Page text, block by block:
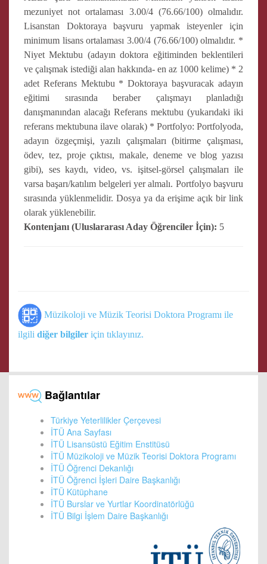
mezuniyet not ortalaması 3.00/4 (76.66/100) olmalıdır.
Lisanstan Doktoraya başvuru yapmak isteyenler için
minimum lisans ortalaması 3.00/4 (76.66/100) olmalıdır. *
Niyet Mektubu (adayın doktora eğitiminden beklentileri
ve çalışmak istediği alan hakkında- en az 1000 kelime) * 2
adet Referans Mektubu * Doktoraya başvuracak adayın
eğitimi sırasında beraber çalışmayı planladığı
danışmanından alacağı Referans mektubu (yukarıdaki iki
referans mektubuna ilave olarak) * Portfolyo: Portfolyoda,
adayın özgeçmişi, yazılı çalışmaları (bitirme çalışması,
ödev, tez, proje çıktısı, makale, deneme ve blog yazısı
gibi), ses kaydı, video, vs. işitsel-görsel çalışmaları ile
varsa başarı/katılım belgeleri yer almalı. Portfolyo başvuru
sırasında yüklenmelidir. Dosya ya da erişime açık bir link
olarak yüklenebilir.
Kontenjanı (Uluslararası Aday Öğrenciler İçin): 5
Müzikoloji ve Müzik Teorisi Doktora Programı ile
ilgili diğer bilgiler için tıklayınız.
Bağlantılar
Türkiye Yeterlilikler Çerçevesi
İTÜ Ana Sayfası
İTÜ Lisansüstü Eğitim Enstitüsü
İTÜ Müzikoloji ve Müzik Teorisi Doktora Programı
İTÜ Öğrenci Dekanlığı
İTÜ Öğrenci İşleri Daire Başkanlığı
İTÜ Kütüphane
İTÜ Burslar ve Yurtlar Koordinatörlüğü
İTÜ Bilgi İşlem Daire Başkanlığı